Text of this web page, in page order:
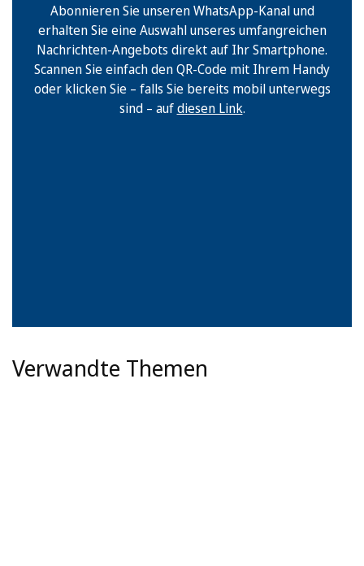
Abonnieren Sie unseren WhatsApp-Kanal und
erhalten Sie eine Auswahl unseres umfangreichen
Nachrichten-Angebots direkt auf Ihr Smartphone.
Scannen Sie einfach den QR-Code mit Ihrem Handy
oder klicken Sie – falls Sie bereits mobil unterwegs
sind – aufdiesen Link.
Verwandte Themen